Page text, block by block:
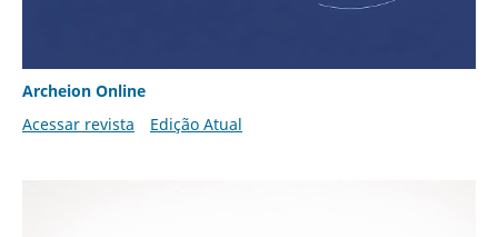
Archeion Online
Acessar revista
Edição Atual